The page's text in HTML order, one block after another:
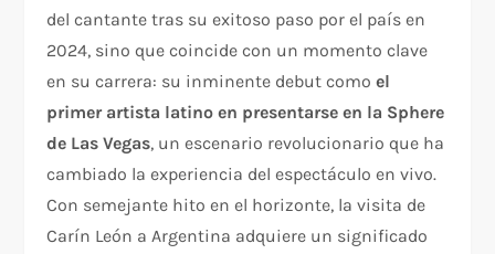
del cantante tras su exitoso paso por el país en
2024, sino que coincide con un momento clave
en su carrera: su inminente debut comoel
primer artista latino en presentarse en la Sphere
de Las Vegas, un escenario revolucionario que ha
cambiado la experiencia del espectáculo en vivo.
Con semejante hito en el horizonte, la visita de
Carín León a Argentina adquiere un significado